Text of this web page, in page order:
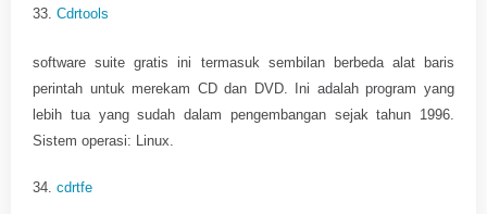
33. Cdrtools
software suite gratis ini termasuk sembilan berbeda alat baris
perintah untuk merekam CD dan DVD. Ini adalah program yang
lebih tua yang sudah dalam pengembangan sejak tahun 1996.
Sistem operasi: Linux.
34. cdrtfe